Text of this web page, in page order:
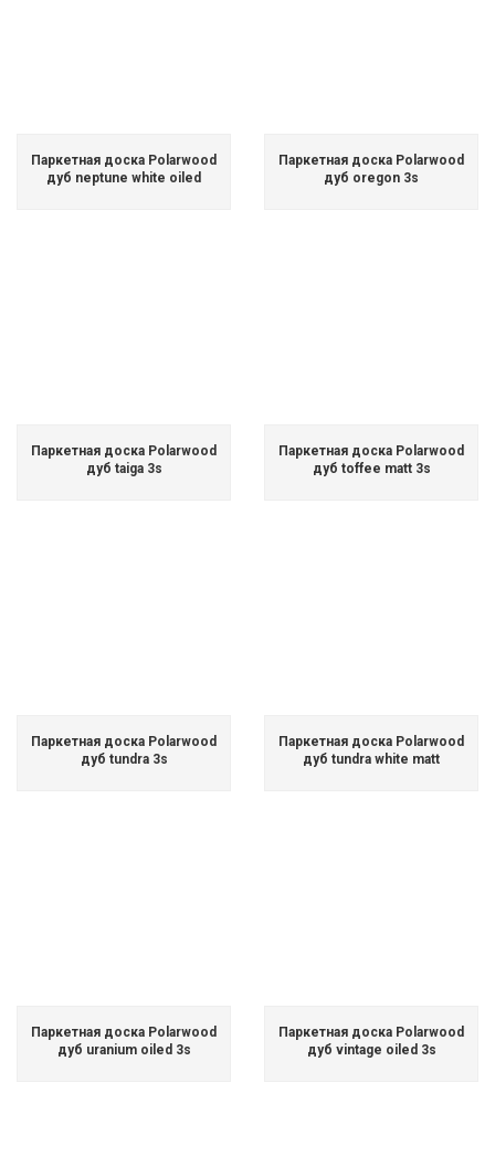
Паркетная доска Polarwood
дуб neptune white oiled
Паркетная доска Polarwood
дуб oregon 3s
Паркетная доска Polarwood
дуб taiga 3s
Паркетная доска Polarwood
дуб toffee matt 3s
Паркетная доска Polarwood
дуб tundra 3s
Паркетная доска Polarwood
дуб tundra white matt
Паркетная доска Polarwood
дуб uranium oiled 3s
Паркетная доска Polarwood
дуб vintage oiled 3s